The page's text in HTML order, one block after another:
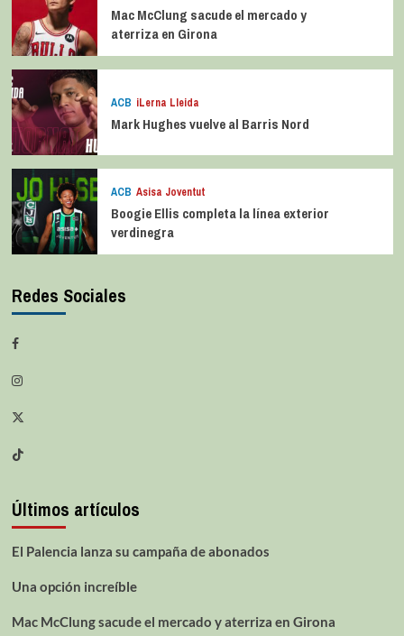
Mac McClung sacude el mercado y
aterriza en Girona
ACB iLerna Lleida
Mark Hughes vuelve al Barris Nord
ACB Asisa Joventut
Boogie Ellis completa la línea exterior
verdinegra
Redes Sociales
Últimos artículos
El Palencia lanza su campaña de abonados
Una opción increíble
Mac McClung sacude el mercado y aterriza en Girona